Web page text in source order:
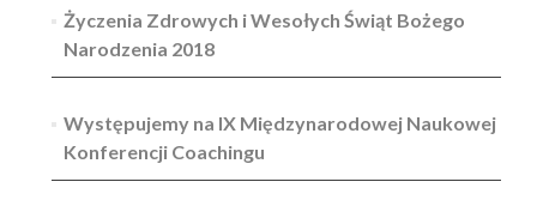
Życzenia Zdrowych i Wesołych Świąt Bożego
Narodzenia 2018
Występujemy na IX Międzynarodowej Naukowej
Konferencji Coachingu